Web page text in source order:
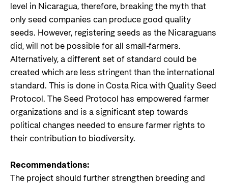
level in Nicaragua, therefore, breaking the myth that
only seed companies can produce good quality
seeds. However, registering seeds as the Nicaraguans
did, will not be possible for all small-farmers.
Alternatively, a different set of standard could be
created which are less stringent than the international
standard. This is done in Costa Rica with Quality Seed
Protocol. The Seed Protocol has empowered farmer
organizations and is a significant step towards
political changes needed to ensure farmer rights to
their contribution to biodiversity.
Recommendations:
The project should further strengthen breeding and